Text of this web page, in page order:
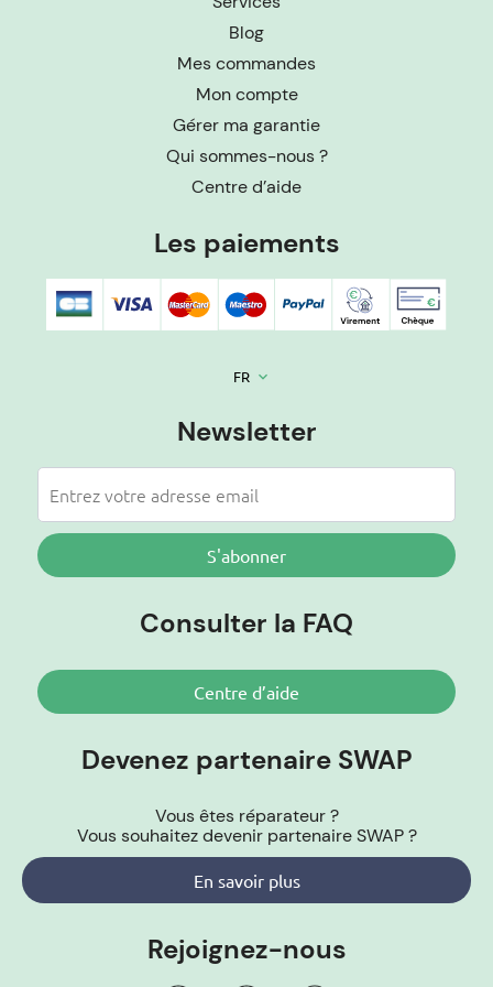
Blog
Mes commandes
Mon compte
Gérer ma garantie
Qui sommes-nous ?
Centre d’aide
Les paiements
FR keyboard_arrow_down
Newsletter
S'abonner
Consulter la FAQ
Centre d’aide
Devenez partenaire SWAP
Vous êtes réparateur ?
Vous souhaitez devenir partenaire SWAP ?
En savoir plus
Rejoignez-nous